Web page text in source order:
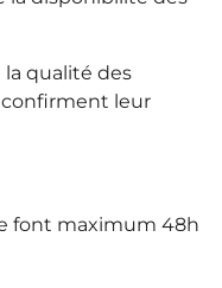
la qualité des
confirment leur
font maximum 48h